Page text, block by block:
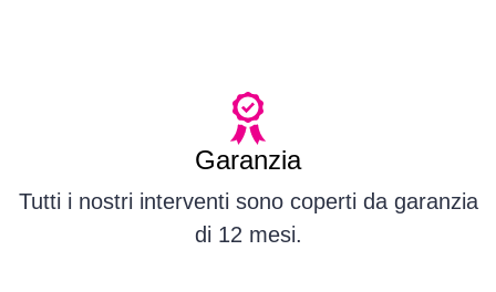
Garanzia
Tutti i nostri interventi sono coperti da garanzia
di 12 mesi.